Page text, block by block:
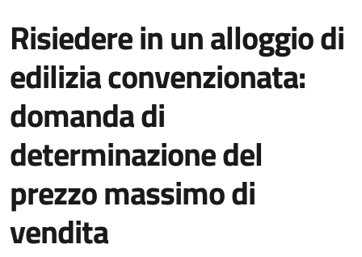
Risiedere in un alloggio di
edilizia convenzionata:
domanda di
determinazione del
prezzo massimo di
vendita